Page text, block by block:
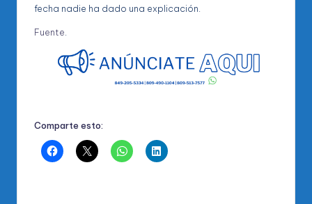
fecha nadie ha dado una explicación.
Fuente.
Comparte esto: